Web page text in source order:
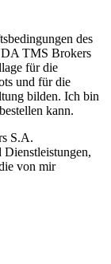
des
TMS Brokers
für die
und für die
bilden. Ich bin
kann.
S.A.
von mir